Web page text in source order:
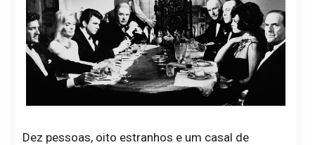
Dez pessoas, oito estranhos e um casal de